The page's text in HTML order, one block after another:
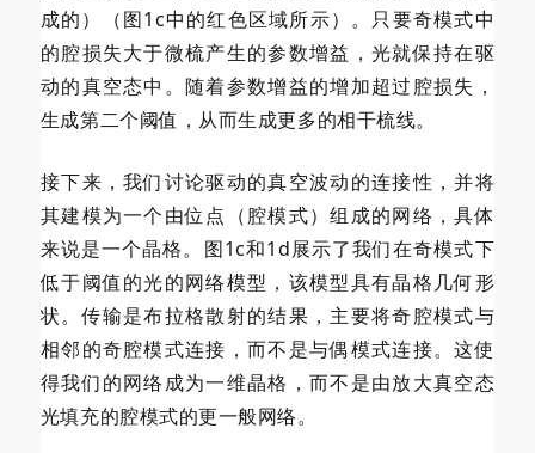
成的）（图1c中的红色区域所示）。只要奇模式中
的腔损失大于微梳产生的参数增益，光就保持在驱
动的真空态中。随着参数增益的增加超过腔损失，
生成第二个阈值，从而生成更多的相干梳线。
接下来，我们讨论驱动的真空波动的连接性，并将
其建模为一个由位点（腔模式）组成的网络，具体
来说是一个晶格。图1c和1d展示了我们在奇模式下
低于阈值的光的网络模型，该模型具有晶格几何形
状。传输是布拉格散射的结果，主要将奇腔模式与
相邻的奇腔模式连接，而不是与偶模式连接。这使
得我们的网络成为一维晶格，而不是由放大真空态
光填充的腔模式的更一般网络。